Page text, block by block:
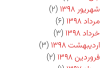
شهریور ۱۳۹۸
(۲)
مرداد ۱۳۹۸
(۶)
خرداد ۱۳۹۸
(۳)
اردیبهشت ۱۳۹۸
(۳)
فروردین ۱۳۹۸
(۲)